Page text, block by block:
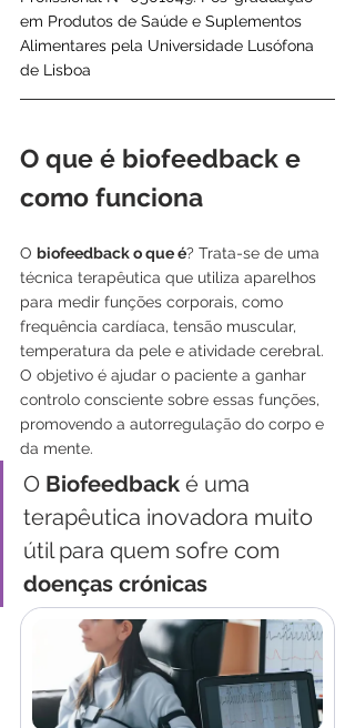
em Produtos de Saúde e Suplementos
Alimentares pela Universidade Lusófona
de Lisboa
O que é biofeedback e
como funciona
O biofeedback o que é? Trata-se de uma
técnica terapêutica que utiliza aparelhos
para medir funções corporais, como
frequência cardíaca, tensão muscular,
temperatura da pele e atividade cerebral.
O objetivo é ajudar o paciente a ganhar
controlo consciente sobre essas funções,
promovendo a autorregulação do corpo e
da mente.
O Biofeedback é uma
terapêutica inovadora muito
útil para quem sofre com
doenças crónicas